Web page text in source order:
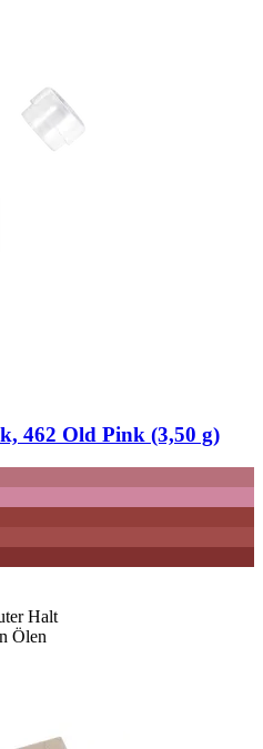
462 Old Pink (3,50 g)
Halt
Ölen